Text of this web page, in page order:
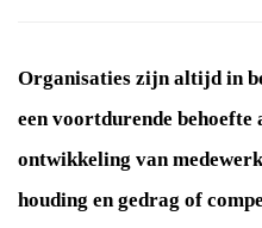
Organisaties zijn altijd in
een voortdurende
ontwikkeling van
houding en gedrag of